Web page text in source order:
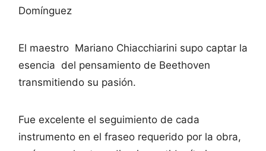
Domínguez
El maestro Mariano Chiacchiarini supo captar la
esencia del pensamiento de Beethoven
transmitiendo su pasión.
Fue excelente el seguimiento de cada
instrumento en el fraseo requerido por la obra,